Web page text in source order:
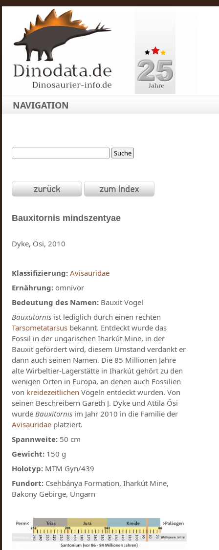
NAVIGATION
Bauxitornis mindszentyae
Dyke, Ösi, 2010
Klassifizierung: Avisauridae
Ernährung: omnivor
Bedeutung des Namen: Bauxit Vogel
Bauxutornis ist lediglich durch einen rechten
Tarsometatarsus bekannt. Entdeckt wurde das
Fossil in der ungarischen Iharkút Mine, in der
Bauxit gefördert wird, diesem Umstand verdankt er
dann auch seinen Namen. Die 85 Millionen Jahre
alte Wirbeltier-Lagerstätte in Iharkút gehört zu den
wenigen Orten in Europa, an denen auch Fossilien
von kreidezeitlichen Vögeln entdeckt wurden. Von
seinen Beschreibern Gareth J. Dyke und Attila Ősi
wurdeBauxitornis im Jahr 2010 in die Familie der
Avisauridae platziert.
Spannweite: 50 cm
Gewicht: 150 g
Holotyp: MTM Gyn/439
Fundort: Csehbánya Formation, Iharkút Mine,
Bakony Gebirge, Ungarn